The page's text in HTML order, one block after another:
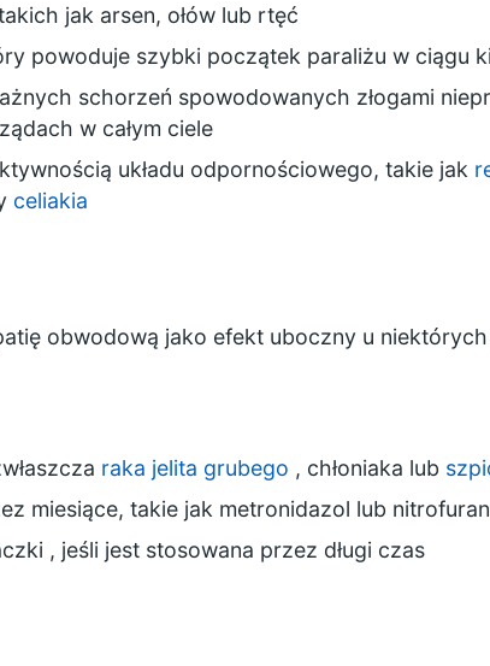
jak arsen, ołów lub rtęć
powoduje szybki początek paraliżu w ciągu
schorzeń spowodowanych złogami
w całym ciele
układu odpornościowego, takie jak
celiakia
obwodową jako efekt uboczny u
raka jelita grubego , chłoniaka lub
miesiące, takie jak metronidazol lub
, jeśli jest stosowana przez długi czas